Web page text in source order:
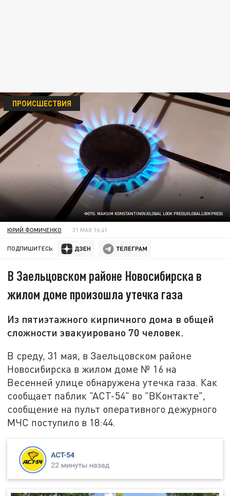
ФОТО: MAKSIM KONSTANTINOV/GLOBAL LOOK PRESS/GLOBALLOOKPRESS
ПРОИСШЕСТВИЯ
ЮРИЙ ФОМИЧЕНКО 31 МАЯ 16:41
ПОДПИШИТЕСЬ:
В Заельцовском районе Новосибирска в
жилом доме произошла утечка газа
Из пятиэтажного кирпичного дома в общей
сложности эвакуировано 70 человек.
В среду, 31 мая, в Заельцовском районе
Новосибирска в жилом доме № 16 на
Весенней улице обнаружена утечка газа. Как
сообщает паблик "АСТ-54" во "ВКонтакте",
сообщение на пульт оперативного дежурного
МЧС поступило в 18:44.